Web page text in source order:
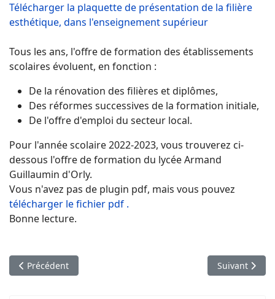
Télécharger la plaquette de présentation de la filière
esthétique, dans l'enseignement supérieur
Tous les ans, l'offre de formation des établissements
scolaires évoluent, en fonction :
De la rénovation des filières et diplômes,
Des réformes successives de la formation initiale,
De l'offre d'emploi du secteur local.
Pour l'année scolaire 2022-2023, vous trouverez ci-
dessous l'offre de formation du lycée Armand
Guillaumin d'Orly.
Vous n'avez pas de plugin pdf, mais vous pouvez
télécharger le fichier pdf .
Bonne lecture.
Article précédent : Les Mots du Proviseur
Précédent Article
Suivant